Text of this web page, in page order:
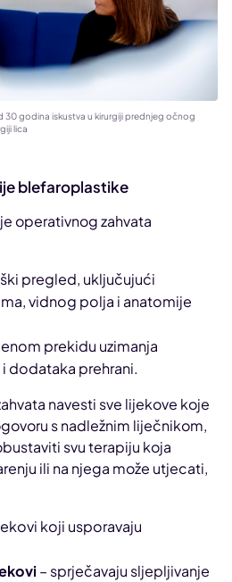
30 godina iskustva u kirurgiji prednjeg očnog
lica
blefaroplastike
operativnog zahvata
pregled, uključujući
vidnog polja i anatomije
prekidu uzimanja
dodataka prehrani.
navesti sve lijekove koje
s nadležnim liječnikom,
svu terapiju koja
ili na njega može utjecati,
koji usporavaju
– sprječavaju sljepljivanje